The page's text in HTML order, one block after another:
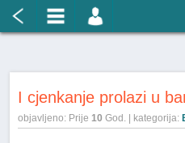
I cjenkanje prolazi u
objavljeno: Prije10 God. | kategorija: